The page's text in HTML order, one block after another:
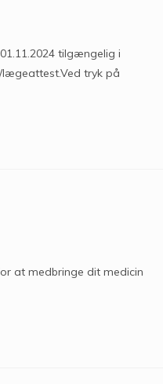
tilgængelig i
lægeattest.Ved tryk på
at medbringe dit medicin